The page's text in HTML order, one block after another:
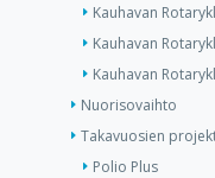
Kauhavan
Kauhavan
Kauhavan
Nuorisovaihto
Takavuosien
Polio Plus